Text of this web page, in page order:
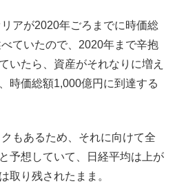
アが2020年ごろまでに時価総
ていたので、2020年まで辛抱
いたら、資産がそれなりに増え
時価総額1,000億円に到達する
もあるため、それに向けて全
予想していて、日経平均は上が
取り残されたまま。